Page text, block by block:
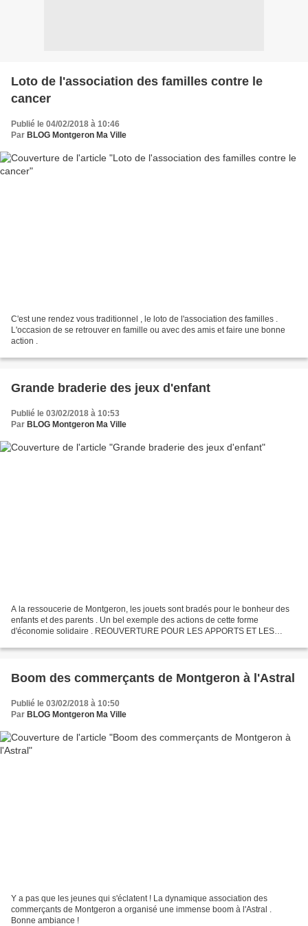
Loto de l'association des familles contre le
cancer
Publié le 04/02/2018 à 10:46
Par BLOG Montgeron Ma Ville
C'est une rendez vous traditionnel , le loto de l'association des familles .
L'occasion de se retrouver en famille ou avec des amis et faire une bonne
action .
Grande braderie des jeux d'enfant
Publié le 03/02/2018 à 10:53
Par BLOG Montgeron Ma Ville
A la ressoucerie de Montgeron, les jouets sont bradés pour le bonheur des
enfants et des parents . Un bel exemple des actions de cette forme
d'économie solidaire . REOUVERTURE POUR LES APPORTS ET LES
Boom des commerçants de Montgeron à l'Astral
Publié le 03/02/2018 à 10:50
Par BLOG Montgeron Ma Ville
Y a pas que les jeunes qui s'éclatent ! La dynamique association des
commerçants de Montgeron a organisé une immense boom à l'Astral .
Bonne ambiance !